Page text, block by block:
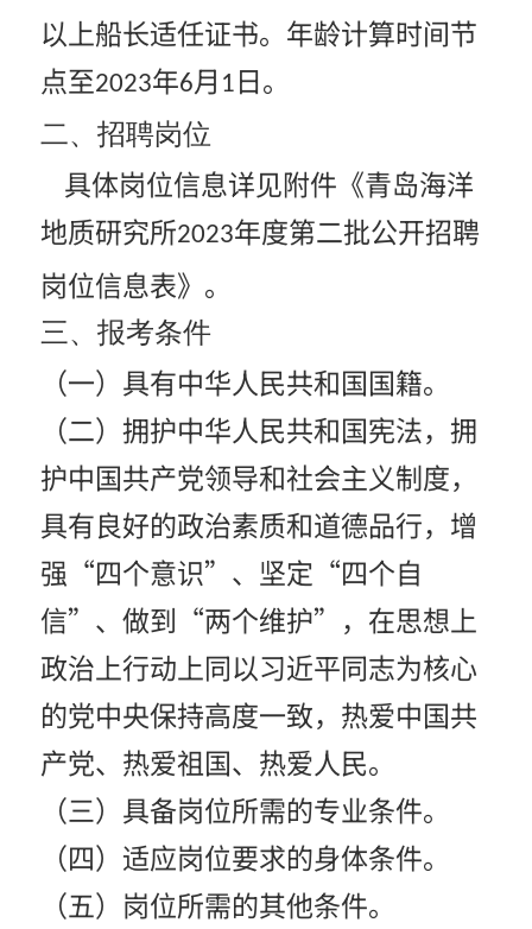
以上船长适任证书。年龄计算时间节
点至2023年6月 1 日。
二、招聘岗位
具体岗位信息详见附件《青岛海洋
地质研究所2023年度第二批公开招聘
岗位信息表》。
三、报考条件
（一）具有中华人民共和国国籍。
（二）拥护中华人民共和国宪法，拥
护中国共产党领导和社会主义制度，
具有良好的政治素质和道德品行，增
强“四个意识”、坚定“四个自
信”、做到“两个维护”，在思想上
政治上行动上同以习近平同志为核心
的党中央保持高度一致，热爱中国共
产党、热爱祖国、热爱人民。
（三）具备岗位所需的专业条件。
（四）适应岗位要求的身体条件。
（五）岗位所需的其他条件。